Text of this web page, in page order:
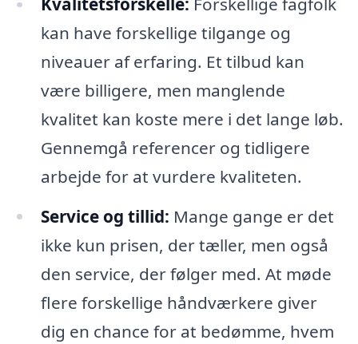
kan have forskellige tilgange og
niveauer af erfaring. Et tilbud kan
være billigere, men manglende
kvalitet kan koste mere i det lange løb.
Gennemgå referencer og tidligere
arbejde for at vurdere kvaliteten.
Service og tillid: Mange gange er det
ikke kun prisen, der tæller, men også
den service, der følger med. At møde
flere forskellige håndværkere giver
dig en chance for at bedømme, hvem